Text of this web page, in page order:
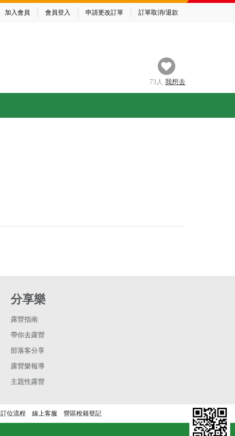
加入會員 會員登入 申請更改訂單 訂單取消/退款
73人 我想去
分享樂
露營指南
帶你去露營
部落客分享
露營樂報導
主題性露營
訂位流程 線上客服 營區稅籍登記